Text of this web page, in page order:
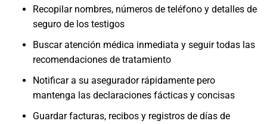
Recopilar nombres, números de teléfono y detalles de
seguro de los testigos
Buscar atención médica inmediata y seguir todas las
recomendaciones de tratamiento
Notificar a su asegurador rápidamente pero
mantenga las declaraciones fácticas y concisas
Guardar facturas, recibos y registros de días de